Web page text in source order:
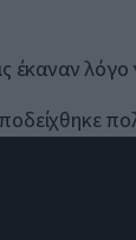
έκαναν λόγο